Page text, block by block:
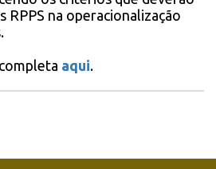
RPPS na operacionalização
aqui.